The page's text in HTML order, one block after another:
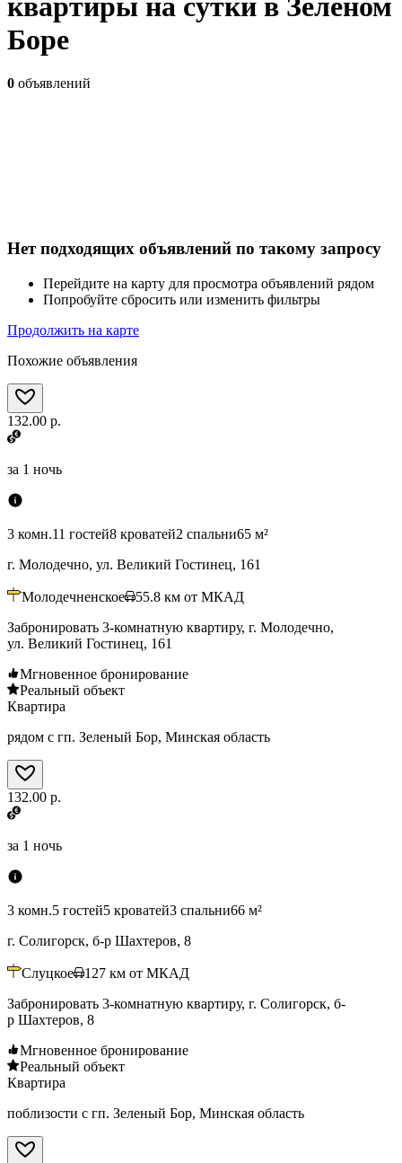
Боре
0 объявлений
Нет подходящих объявлений по такому запросу
Перейдите на карту для просмотра объявлений рядом
Попробуйте сбросить или изменить фильтры
Продолжить на карте
Похожие объявления
132.00 р.
за 1 ночь
3 комн.11 гостей8 кроватей2 спальни65 м²
г. Молодечно, ул. Великий Гостинец, 161
Молодечненское 55.8 км от МКАД
Забронировать 3-комнатную квартиру, г. Молодечно,
ул. Великий Гостинец, 161
Мгновенное бронирование
Реальный объект
Квартира
рядом с гп. Зеленый Бор, Минская область
132.00 р.
за 1 ночь
3 комн.5 гостей5 кроватей3 спальни66 м²
г. Солигорск, б-р Шахтеров, 8
Слуцкое 127 км от МКАД
Забронировать 3-комнатную квартиру, г. Солигорск, б-
р Шахтеров, 8
Мгновенное бронирование
Реальный объект
Квартира
поблизости с гп. Зеленый Бор, Минская область